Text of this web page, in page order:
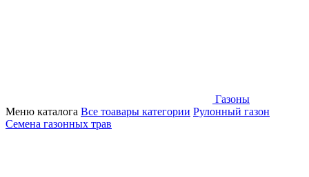
Газоны
Меню каталога Все тоавары категории Рулонный газон
Семена газонных трав